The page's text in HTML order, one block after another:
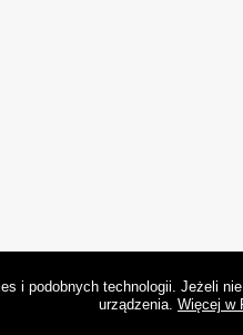
i podobnych technologii. Jeżeli
urządzenia. Więcej w